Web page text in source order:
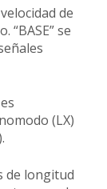
de
se
(LX)
de longitud